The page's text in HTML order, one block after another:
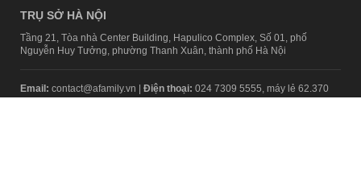
TRỤ SỞ HÀ NỘI
Tầng 21, Tòa nhà Center Building, Hapulico Complex, Số 01, phố
Nguyễn Huy Tưởng, phường Thanh Xuân, thành phố Hà Nội
Email: contact@afamily.vn | Điện thoại: 024 7309 5555, máy lẻ 62.370